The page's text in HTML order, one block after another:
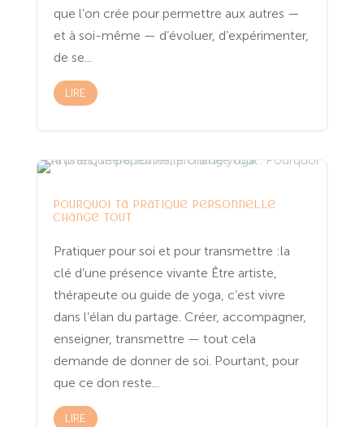
que l’on crée pour permettre aux autres —
et à soi-même — d’évoluer, d’expérimenter,
de se...
LIRE
Pourquoi ta pratique personnelle
change tout
Pratiquer pour soi et pour transmettre :la
clé d’une présence vivante Être artiste,
thérapeute ou guide de yoga, c’est vivre
dans l’élan du partage. Créer, accompagner,
enseigner, transmettre — tout cela
demande de donner de soi. Pourtant, pour
que ce don reste...
LIRE